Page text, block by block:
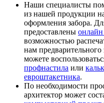
Наши специалисты
из нашей продукции
оформления забора.
предоставлены онлайн
возможностью
нам
можете
профнастила или
евроштакетника.
По необходимости
архитектор может